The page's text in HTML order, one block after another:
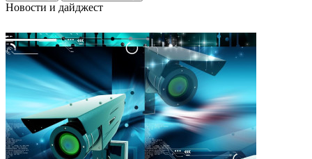
Новости и дайджест